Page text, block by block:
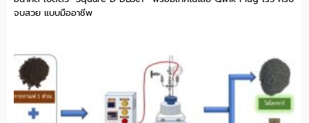
จบสวย แบบมืออาชีพ